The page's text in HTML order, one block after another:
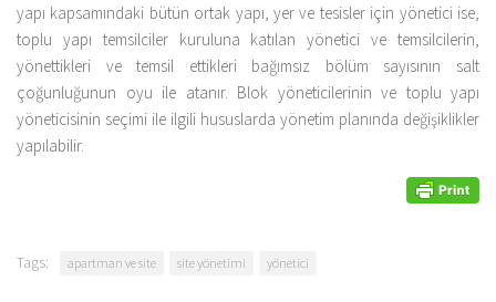
yapı kapsamındaki bütün ortak yapı, yer ve tesisler için yönetici ise,
toplu yapı temsilciler kuruluna katılan yönetici ve temsilcilerin,
yönettikleri ve temsil ettikleri bağımsız bölüm sayısının salt
çoğunluğunun oyu ile atanır. Blok yöneticilerinin ve toplu yapı
yöneticisinin seçimi ile ilgili hususlarda yönetim planında değişiklikler
yapılabilir.
Tags: apartman ve site site yönetimi yönetici